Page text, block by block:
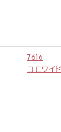
7616
コロワイド